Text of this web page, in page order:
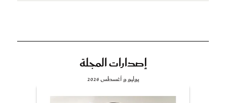
إصدارات المجلة
يوليو و أغسطس 2026